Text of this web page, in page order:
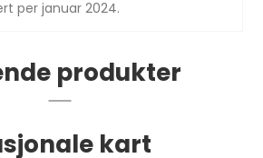
per januar 2024.
produkter
kart